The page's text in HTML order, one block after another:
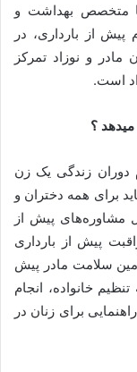
متخصص بهداشت و
از بارداری، در
مادر و نوزاد تمرکز
است.
میدهد ؟
دوران زندگی یک زن
برای همه دختران و
مشاوره‌های پیش از
پیش از بارداری
سلامت مادر پیش
خانواده، انجام
برای زنان در